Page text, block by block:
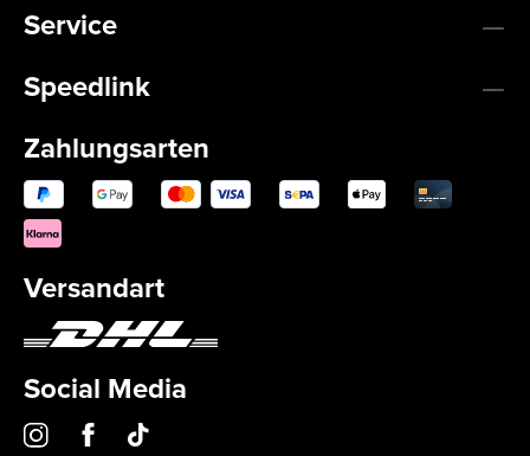
Service
Speedlink
Zahlungsarten
Versandart
Social Media